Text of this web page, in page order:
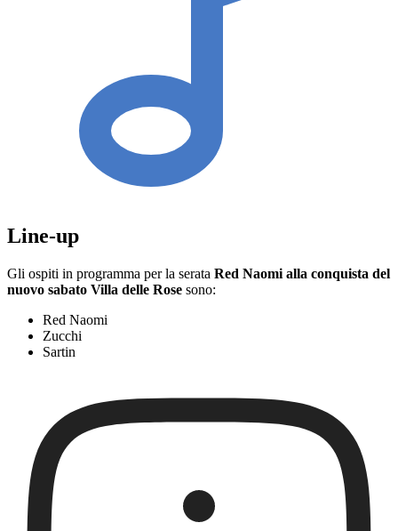
Line-up
Gli ospiti in programma per la serata Red Naomi alla conquista del
nuovo sabato Villa delle Rose sono:
Red Naomi
Zucchi
Sartin